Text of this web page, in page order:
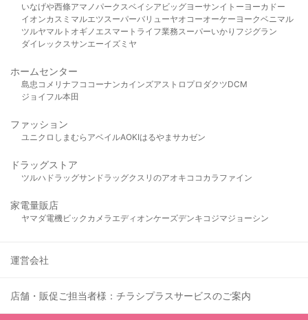
いなげや西條アマノパークスベイシア ビッグヨーサンイトーヨーカドー
イオンカスミ マルエツスーパーバリューヤオコーオーケー ヨークベニマル
ツルヤマルト オギノ エスマート ライフ業務スーパーいかり フジグラン
ダイレックスサンエーイズミヤ
ホームセンター
島忠 コメリ ナフコ コーナンカインズアストロプロダクツDCM
ジョイフル本田
ファッション
ユニクロ しまむら アベイルAOKIはるやま サカゼン
ドラッグストア
ツルハドラッグサンドラッグクスリのアオキ ココカラファイン
家電量販店
ヤマダ電機ビックカメラ エディオンケーズデンキ コジマジョーシン
運営会社
店舗・販促ご担当者様：チラシプラスサービスのご案内